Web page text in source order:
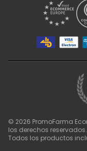
© 2026 PromoFarma
los derechos reservados.
Todos los productos